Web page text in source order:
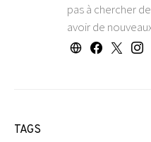
pas à chercher
avoir de
TAGS